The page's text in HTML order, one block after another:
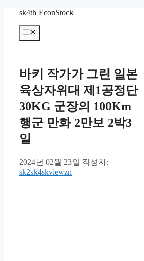
sk4th EconStock
메
뉴
바키 작가가 그린 일본
육상자위대 제1공정단
30KG 군장의 100Km
행군 만화 2만보 2박3
일
2024년 02월 23일 작성자:
sk2sk4skviewzn